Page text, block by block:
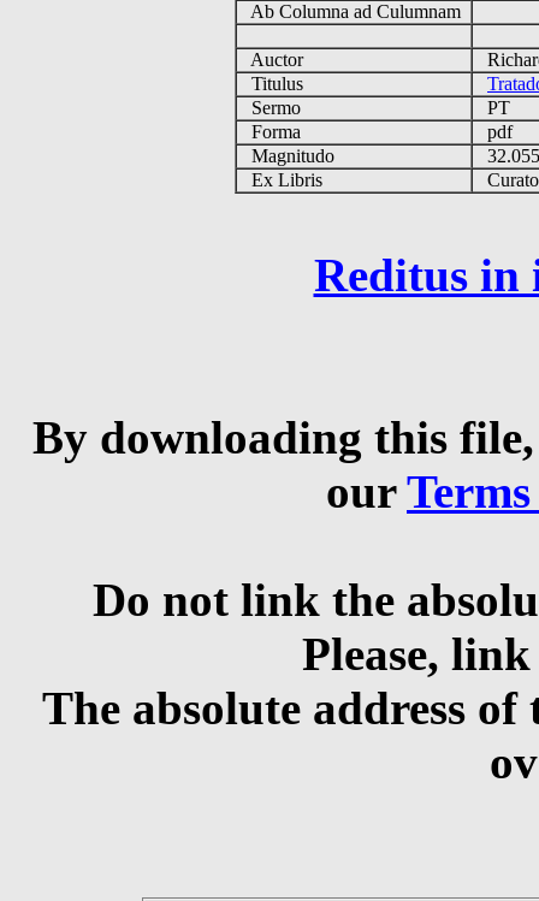
Ab Columna ad Culumnam
Auctor
Titulus
Sermo
PT
Forma
pdf
Magnitudo
Ex Libris
Reditus in
By downloading this
our
Do not link the
Please,
The absolute address